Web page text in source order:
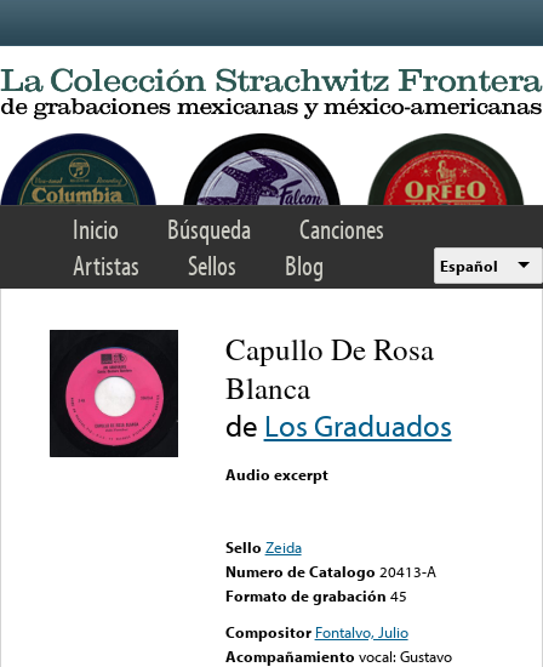
Inicio Búsqueda
Canciones
Artistas
Sellos Blog Español
Capullo De Rosa
Blanca
de Los Graduados
Audio excerpt
Sello Zeida
Numero de Catalogo 20413-A
Formato de grabación 45
Compositor Fontalvo, Julio
Acompañamiento vocal: Gustavo